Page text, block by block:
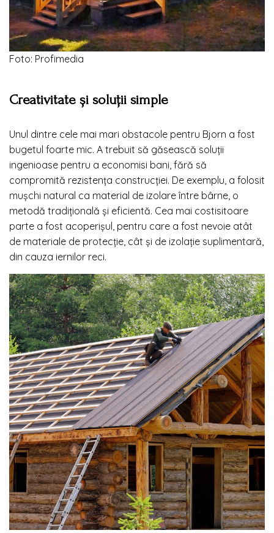
Foto: Profimedia
Creativitate și soluții simple
Unul dintre cele mai mari obstacole pentru Bjorn a fost
bugetul foarte mic. A trebuit să găsească soluții
ingenioase pentru a economisi bani, fără să
compromită rezistența construcției. De exemplu, a folosit
mușchi natural ca material de izolare între bârne, o
metodă tradițională și eficientă. Cea mai costisitoare
parte a fost acoperișul, pentru care a fost nevoie atât
de materiale de protecție, cât și de izolație suplimentară,
din cauza iernilor reci.